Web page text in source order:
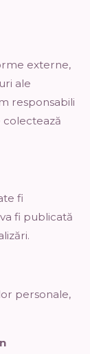
externe,
ale
responsabili
fi
fi publicată
personale,